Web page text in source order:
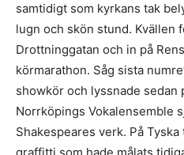
samtidigt som kyrkans tak
lugn och skön stund. Kvällen
Drottninggatan och in på
körmarathon. Såg sista
showkör och lyssnade sedan
Norrköpings Vokalensemble
Shakespeares verk. På